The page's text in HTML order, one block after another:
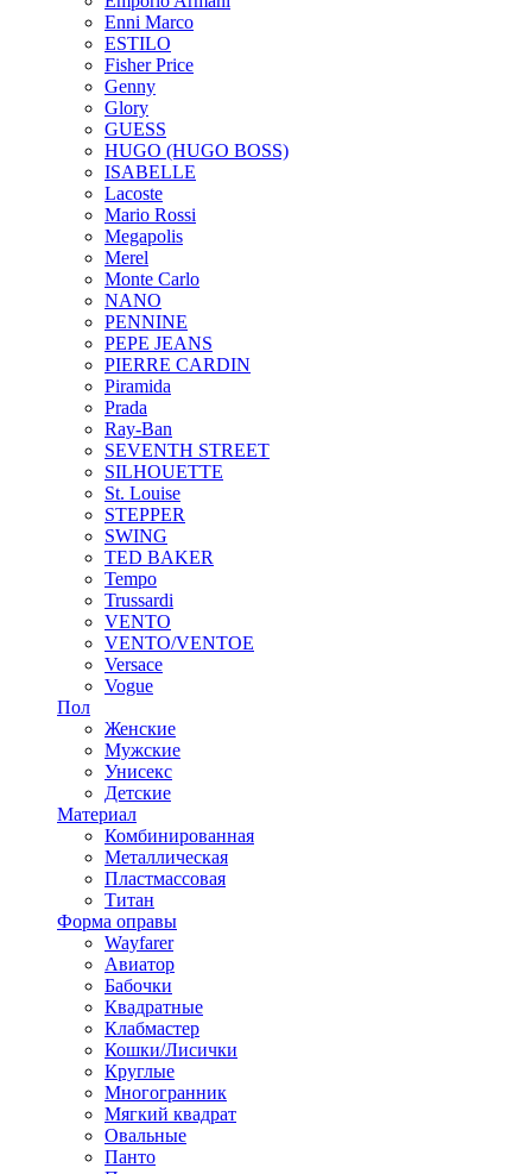
Enni Marco
ESTILO
Fisher Price
Genny
Glory
GUESS
HUGO (HUGO BOSS)
ISABELLE
Lacoste
Mario Rossi
Megapolis
Merel
Monte Carlo
NANO
PENNINE
PEPE JEANS
PIERRE CARDIN
Piramida
Prada
Ray-Ban
SEVENTH STREET
SILHOUETTE
St. Louise
STEPPER
SWING
TED BAKER
Tempo
Trussardi
VENTO
VENTO/VENTOE
Versace
Vogue
Пол
Женские
Мужские
Унисекс
Детские
Материал
Комбинированная
Металлическая
Пластмассовая
Титан
Форма оправы
Wayfarer
Авиатор
Бабочки
Квадратные
Клабмастер
Кошки/Лисички
Круглые
Многогранник
Мягкий квадрат
Овальные
Панто